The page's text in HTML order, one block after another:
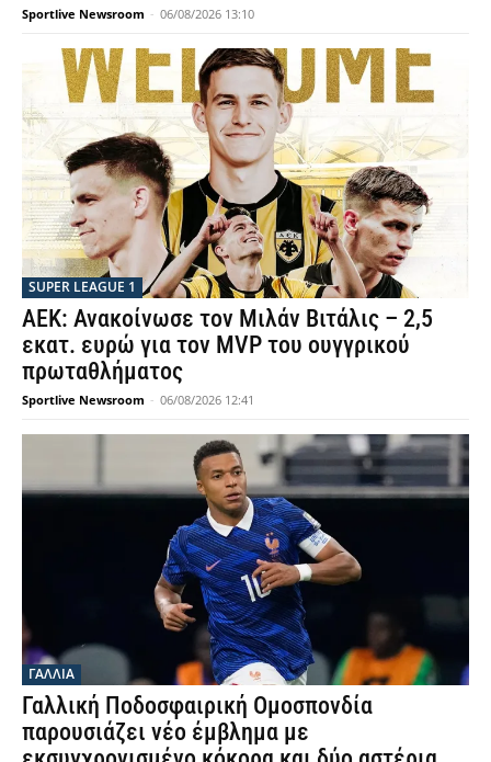
Sportlive Newsroom - 06/08/2026 13:10
SUPER LEAGUE 1
ΑΕΚ: Ανακοίνωσε τον Μιλάν Βιτάλις – 2,5
εκατ. ευρώ για τον MVP του ουγγρικού
πρωταθλήματος
Sportlive Newsroom - 06/08/2026 12:41
ΓΑΛΛΙΑ
Γαλλική Ποδοσφαιρική Ομοσπονδία
παρουσιάζει νέο έμβλημα με